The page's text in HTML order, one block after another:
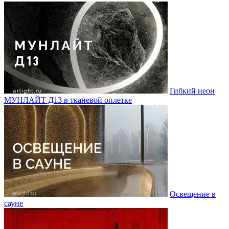
Гибкий неон
МУНЛАЙТ Д13 в тканевой оплетке
Освещение в
сауне